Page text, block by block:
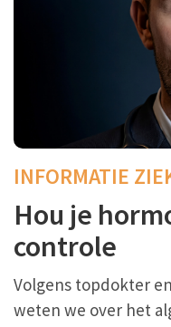
INFORMATIE
Hou je
controle
Volgens topdokter
weten we over het